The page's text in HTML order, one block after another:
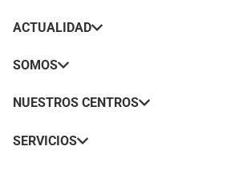
ACTUALIDAD
SOMOS
NUESTROS CENTROS
SERVICIOS